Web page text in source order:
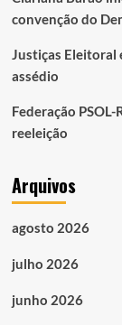
convenção do
Justiças Eleitoral
assédio
Federação
reeleição
Arquivos
agosto 2026
julho 2026
junho 2026